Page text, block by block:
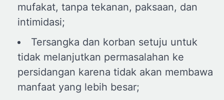
mufakat, tanpa tekanan, paksaan, dan
intimidasi;
Tersangka dan korban setuju untuk
tidak melanjutkan permasalahan ke
persidangan karena tidak akan membawa
manfaat yang lebih besar;